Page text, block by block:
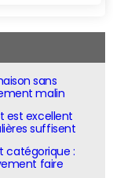
sans
malin
est excellent
suffisent
catégorique :
faire